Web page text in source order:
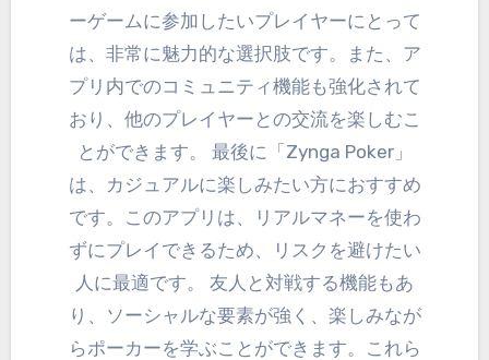
ーゲームに参加したいプレイヤーにとって
は、非常に魅力的な選択肢です。また、ア
プリ内でのコミュニティ機能も強化されて
おり、他のプレイヤーとの交流を楽しむこ
とができます。 最後に「Zynga Poker」
は、カジュアルに楽しみたい方におすすめ
です。このアプリは、リアルマネーを使わ
ずにプレイできるため、リスクを避けたい
人に最適です。 友人と対戦する機能もあ
り、ソーシャルな要素が強く、楽しみなが
らポーカーを学ぶことができます。これら